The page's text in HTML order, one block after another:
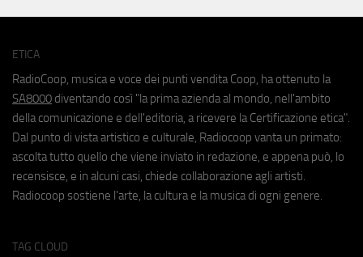
ETICA
RadioCoop, musica e voce dei punti vendita Coop, ha ottenuto la
SA8000 diventando così "la prima azienda al mondo, nell'ambito
della comunicazione e dell'editoria, a ricevere la Certificazione etica".
Dal punto di vista artistico e culturale, Radiocoop vanta un primato:
ascolta tutto quello che viene inviato in redazione, e appena può, lo
recensisce, e in alcuni casi, chiede collaborazione agli artisti.
Radiocoop sostiene l'arte, la cultura e la musica di ogni genere.
TAG CLOUD